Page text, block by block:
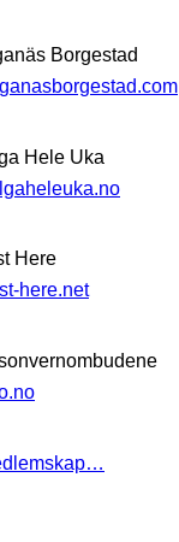
Borgestad
Hele Uka
Here
here.net